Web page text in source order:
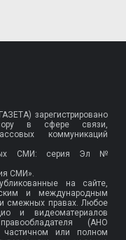
зарегистрировано
в сфере связи,
коммуникаций
СМИ: серия Эл №
СМИ».
на сайте,
и международным
смежных правах. Любое
и видеоматериалов
(АНО
или полном